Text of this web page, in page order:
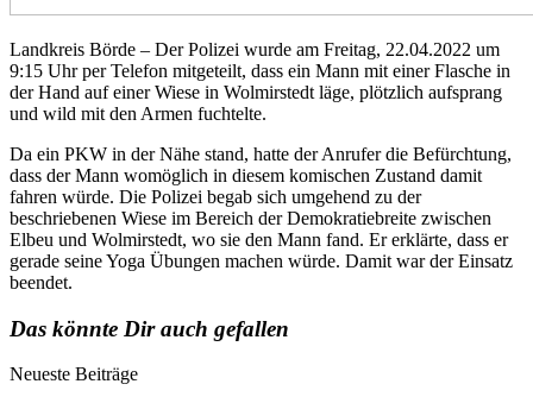
Landkreis Börde – Der Polizei wurde am Freitag, 22.04.2022 um
9:15 Uhr per Telefon mitgeteilt, dass ein Mann mit einer Flasche in
der Hand auf einer Wiese in Wolmirstedt läge, plötzlich aufsprang
und wild mit den Armen fuchtelte.
Da ein PKW in der Nähe stand, hatte der Anrufer die Befürchtung,
dass der Mann womöglich in diesem komischen Zustand damit
fahren würde. Die Polizei begab sich umgehend zu der
beschriebenen Wiese im Bereich der Demokratiebreite zwischen
Elbeu und Wolmirstedt, wo sie den Mann fand. Er erklärte, dass er
gerade seine Yoga Übungen machen würde. Damit war der Einsatz
beendet.
Das könnte Dir auch gefallen
Neueste Beiträge